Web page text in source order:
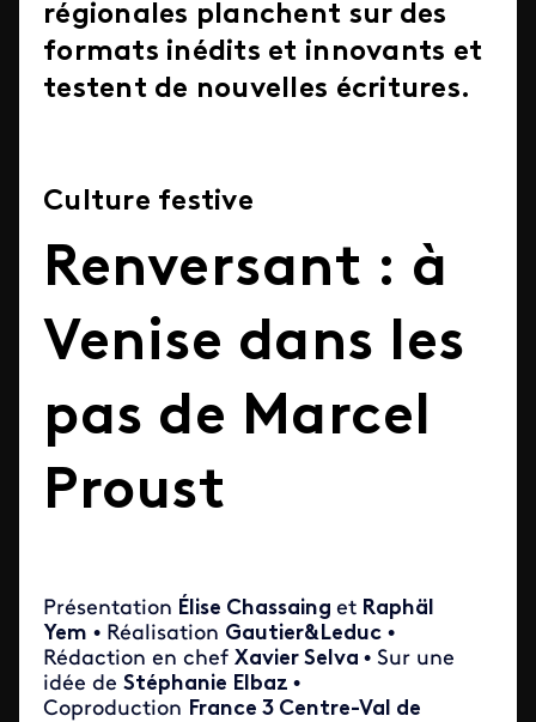
régionales planchent sur des
formats inédits et innovants et
testent de nouvelles écritures.
Culture festive
Renversant : à
Venise dans les
pas de Marcel
Proust
Présentation Élise Chassaing et Raphäl
Yem • Réalisation Gautier&Leduc •
Rédaction en chef Xavier Selva • Sur une
idée de Stéphanie Elbaz •
Coproduction France 3 Centre-Val de